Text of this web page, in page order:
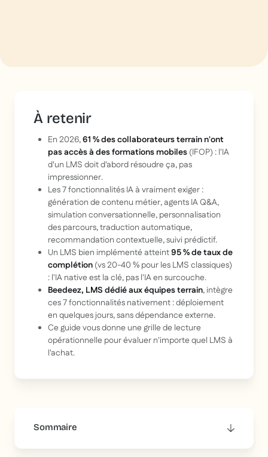
À retenir
En 2026,61 % des collaborateurs terrain n'ont
pas accès à des formations mobiles (IFOP) : l'IA
d'un LMS doit d'abord résoudre ça, pas
impressionner.
Les 7 fonctionnalités IA à vraiment exiger :
génération de contenu métier, agents IA Q&A,
simulation conversationnelle, personnalisation
des parcours, traduction automatique,
recommandation contextuelle, suivi prédictif.
Un LMS bien implémenté atteint95 % de taux de
complétion (vs 20-40 % pour les LMS classiques)
: l'IA native est la clé, pas l'IA en surcouche.
Beedeez, LMS dédié aux équipes terrain, intègre
ces 7 fonctionnalités nativement : déploiement
en quelques jours, sans dépendance externe.
Ce guide vous donne une grille de lecture
opérationnelle pour évaluer n'importe quel LMS à
l'achat.
Sommaire